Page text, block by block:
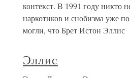
контекст. В 1991 году никто
наркотиков и снобизма уже
могли, что Брет Истон Эллис
Эллис